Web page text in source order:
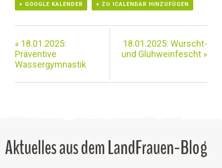
+ GOOGLE KALENDER + ZU ICALENDAR HINZUFÜGEN
« 18.01.2025:
Präventive
Wassergymnastik
18.01.2025: Wurscht-
und Glühweinfescht »
Aktuelles aus dem LandFrauen-Blog